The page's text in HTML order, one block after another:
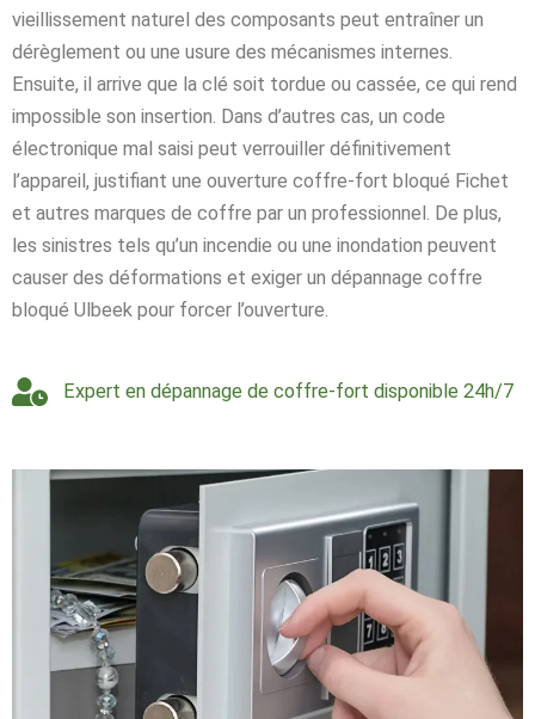
vieillissement naturel des composants peut entraîner un
dérèglement ou une usure des mécanismes internes.
Ensuite, il arrive que la clé soit tordue ou cassée, ce qui rend
impossible son insertion. Dans d’autres cas, un code
électronique mal saisi peut verrouiller définitivement
l’appareil, justifiant une ouverture coffre-fort bloqué Fichet
et autres marques de coffre par un professionnel. De plus,
les sinistres tels qu’un incendie ou une inondation peuvent
causer des déformations et exiger un dépannage coffre
bloqué Ulbeek pour forcer l’ouverture.
Expert en dépannage de coffre-fort disponible 24h/7